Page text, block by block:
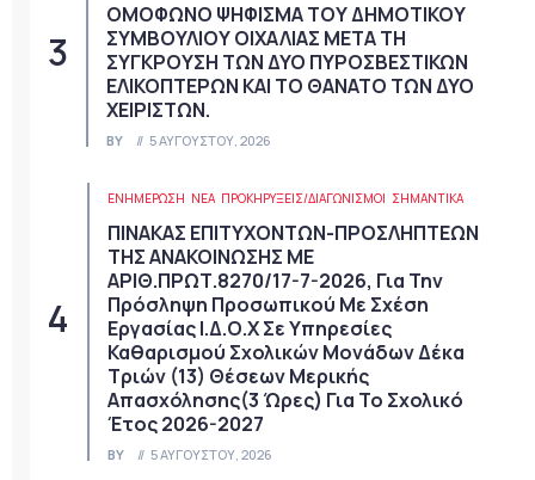
ΟΜΟΦΩΝΟ ΨΗΦΙΣΜΑ ΤΟΥ ΔΗΜΟΤΙΚΟΥ
ΣΥΜΒΟΥΛΙΟΥ ΟΙΧΑΛΙΑΣ ΜΕΤΑ ΤΗ
ΣΥΓΚΡΟΥΣΗ ΤΩΝ ΔΥΟ ΠΥΡΟΣΒΕΣΤΙΚΩΝ
ΕΛΙΚΟΠΤΕΡΩΝ ΚΑΙ ΤΟ ΘΑΝΑΤΟ ΤΩΝ ΔΥΟ
ΧΕΙΡΙΣΤΩΝ.
BY 5 ΑΥΓΟΎΣΤΟΥ, 2026
ΕΝΗΜΕΡΩΣΗ ΝΈΑ ΠΡΟΚΗΡΎΞΕΙΣ/ΔΙΑΓΩΝΙΣΜΟΊ ΣΗΜΑΝΤΙΚΆ
ΠΙΝΑΚΑΣ ΕΠΙΤΥΧΟΝΤΩΝ-ΠΡΟΣΛΗΠΤΕΩΝ
ΤΗΣ ΑΝΑΚΟΙΝΩΣΗΣ ΜΕ
ΑΡΙΘ.ΠΡΩΤ.8270/17-7-2026, Για Την
Πρόσληψη Προσωπικού Με Σχέση
Εργασίας Ι.Δ.Ο.Χ Σε Υπηρεσίες
Καθαρισμού Σχολικών Μονάδων Δέκα
Τριών (13) Θέσεων Μερικής
Απασχόλησης(3 Ώρες) Για Το Σχολικό
Έτος 2026-2027
BY 5 ΑΥΓΟΎΣΤΟΥ, 2026